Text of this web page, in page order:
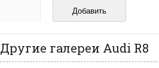
И запаситесь терпением,
ваш отзыв может
Другие галереи Audi R8